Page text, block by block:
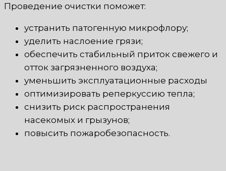
Проведение очистки поможет:
устранить патогенную микрофлору;
уделить наслоение грязи;
обеспечить стабильный приток свежего и
отток загрязненного воздуха;
уменьшить эксплуатационные расходы
оптимизировать реперкуссию тепла;
снизить риск распространения
насекомых и грызунов;
повысить пожаробезопасность.